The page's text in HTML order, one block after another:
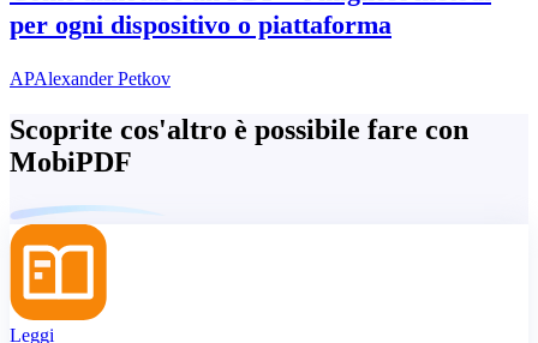
per ogni dispositivo o piattaforma
APAlexander Petkov
Scoprite cos'altro è possibile fare con
MobiPDF
Leggi